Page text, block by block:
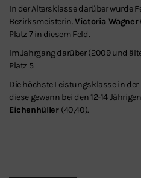
In der Altersklasse darüber wurde
Bezirksmeisterin.Victoria Wagner
Platz 7 in diesem Feld.
Im Jahrgang darüber (2009 und
Platz 5.
Die höchste Leistungsklasse in
diese gewann bei den 12-14 Jährigen
Eichenhüller (40,40).